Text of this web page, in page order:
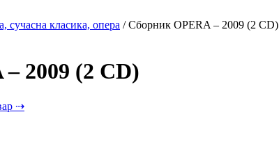
сучасна класика, опера / Сборник OPERA – 2009 (2 CD)
2009 (2 CD)
⇢